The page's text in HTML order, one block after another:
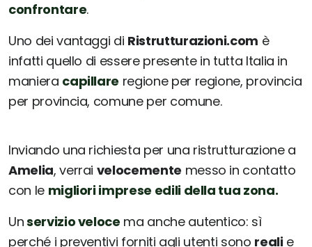
confrontare.
Uno dei vantaggi di Ristrutturazioni.com è
infatti quello di essere presente in tutta Italia in
maniera capillare regione per regione, provincia
per provincia, comune per comune.
Inviando una richiesta per una ristrutturazione a
Amelia, verrai velocemente messo in contatto
con le migliori imprese edili della tua zona.
Unservizio veloce ma anche autentico: sì
perché i preventivi forniti agli utenti sono realie